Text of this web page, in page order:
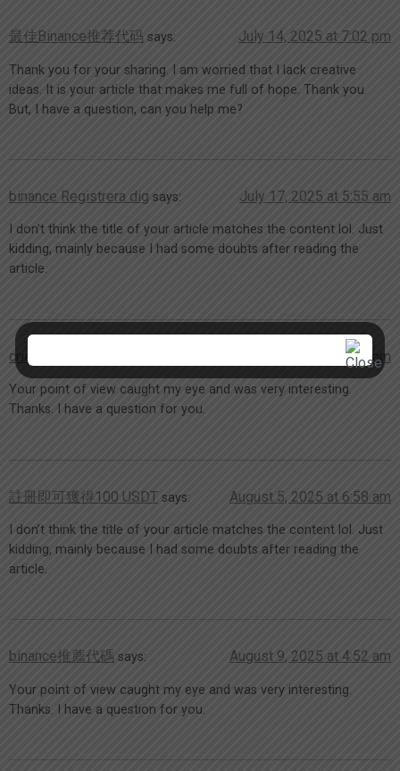
最佳Binance推荐代码 says: July 14, 2025 at 7:02 pm
Thank you for your sharing. I am worried that I lack creative
ideas. It is your article that makes me full of hope. Thank you.
But, I have a question, can you help me?
binance Registrera dig says: July 17, 2025 at 5:55 am
I don’t think the title of your article matches the content lol. Just
kidding, mainly because I had some doubts after reading the
article.
criar uma conta na binance July 17, 2025 at 3:09 pm
Your point of view caught my eye and was very interesting.
Thanks. I have a question for you.
註冊即可獲得100 USDT says: August 5, 2025 at 6:58 am
I don’t think the title of your article matches the content lol. Just
kidding, mainly because I had some doubts after reading the
article.
binance推薦代碼 says: August 9, 2025 at 4:52 am
Your point of view caught my eye and was very interesting.
Thanks. I have a question for you.